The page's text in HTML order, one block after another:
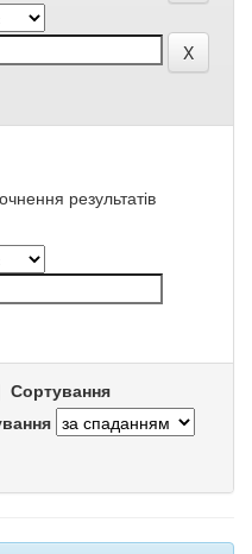
результатів
Сортування